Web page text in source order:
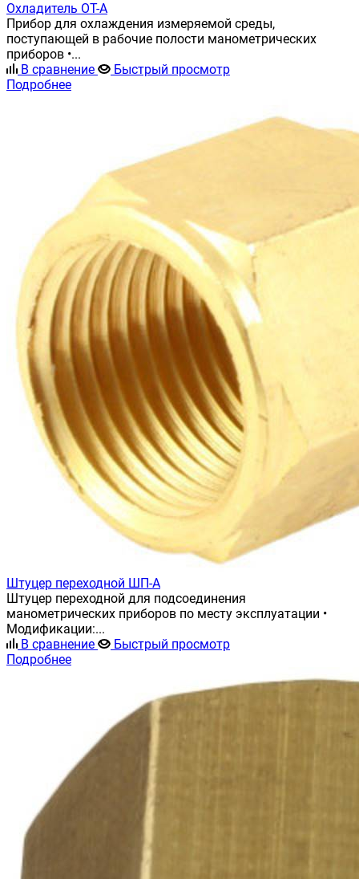
Охладитель ОТ-А
Прибор для охлаждения измеряемой среды,
поступающей в рабочие полости манометрических
приборов •...
В сравнение
Быстрый просмотр
Подробнее
Штуцер переходной ШП-А
Штуцер переходной для подсоединения
манометрических приборов по месту эксплуатации •
Модификации:...
В сравнение
Быстрый просмотр
Подробнее